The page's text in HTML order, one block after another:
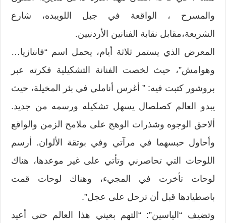
والمسرح ، الواقعة في جبل اللويبده، شارع
الشريعة،مقابل نقابة الفنانين الأردنيين.
المعرض الذي يستمر ثلاثة أيام، يحمل اسم “فانتازيا…
وهوامش”، حيث لخصت الفنانة التشكيلية فكرته عبر
بروشور كتبت فيه: ” أغرس أناملي في بئر المخيلة، حيث
يبدو العالم كصلصال يسهل تشكيله ورسمه من جديد.
ألاحق الوجوه وشذرات الوهج على ملامح الزمن والواقع
وأحاول حبسهما في مرآتي وفي بوتقة الألوان. أرسم
اللوحات التي تحاصرني وتأتي على غير موعدها، هناك
لوحات تأخرت في المجيء، وهناك لوحات قمت
باصطيادها قبل أن ترحل على عجل”.
وتضيف “الياسين”: “التهم بعيني هذا العالم حتى أعيد